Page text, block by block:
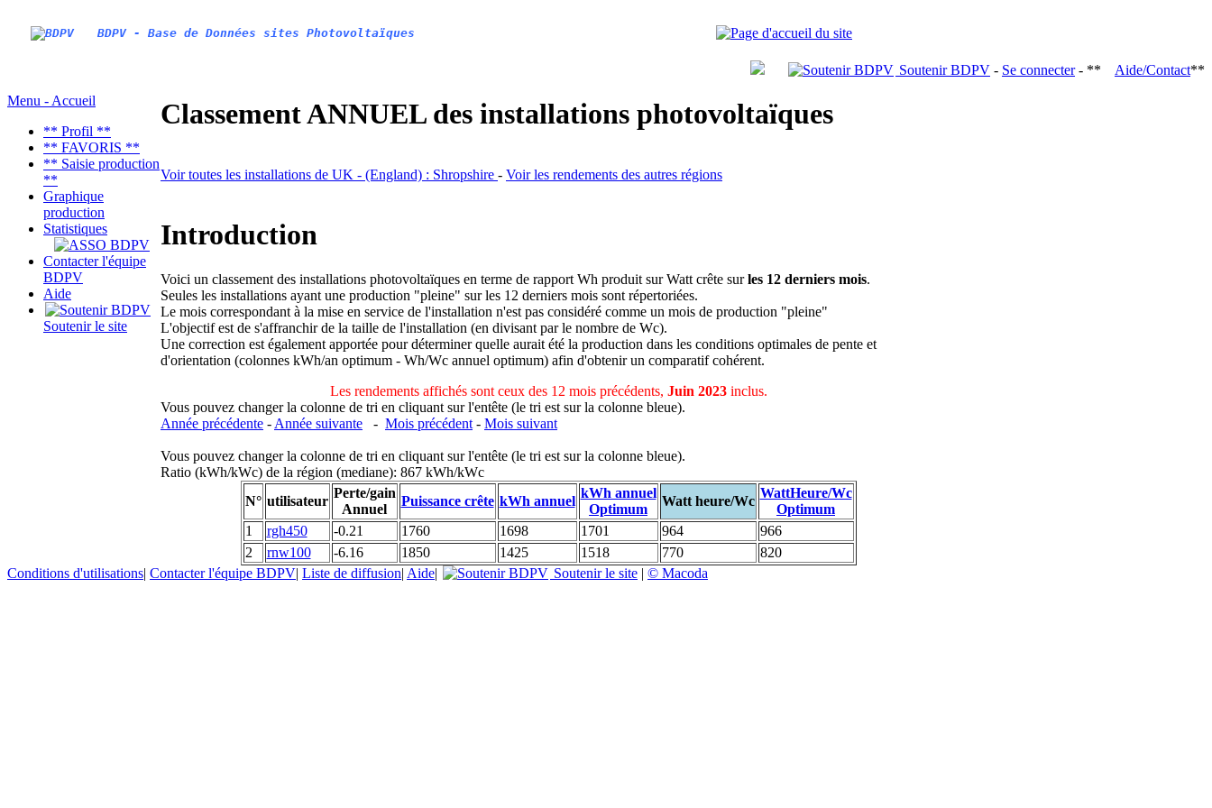
BDPV - Base de Données sites Photovoltaïques
Soutenir BDPV - Se connecter- ** Aide/Contact**
Menu - Accueil
** Profil **
** FAVORIS **
** Saisie production
**
Graphique
production
Statistiques
Contacter l'équipe
BDPV
Aide
Soutenir le site
Classement ANNUEL des installations photovoltaïques
Voir toutes les installations de UK - (England) : Shropshire - Voir les rendements des autres régions
Introduction
Voici un classement des installations photovoltaïques en terme de rapport Wh produit sur Watt crête surles 12 derniers mois.
Seules les installations ayant une production "pleine" sur les 12 derniers mois sont répertoriées.
Le mois correspondant à la mise en service de l'installation n'est pas considéré comme un mois de production "pleine"
L'objectif est de s'affranchir de la taille de l'installation (en divisant par le nombre de Wc).
Une correction est également apportée pour déterminer quelle aurait été la production dans les conditions optimales de pente et
d'orientation (colonnes kWh/an optimum - Wh/Wc annuel optimum) afin d'obtenir un comparatif cohérent.
Les rendements affichés sont ceux des 12 mois précédents, Juin 2023inclus.
Vous pouvez changer la colonne de tri en cliquant sur l'entête (le tri est sur la colonne bleue).
Année précédente - Année suivante - Mois précédent - Mois suivant
Vous pouvez changer la colonne de tri en cliquant sur l'entête (le tri est sur la colonne bleue).
Ratio (kWh/kWc) de la région (mediane): 867 kWh/kWc
N° utilisateur
Perte/gain
Annuel
Puissance crête kWh annuel
kWh annuel
Optimum
Watt heure/Wc
WattHeure/Wc
Optimum
1
rgh450 -0.21 1760 1698 1701 964
966
2
rnw100 -6.16 1850 1425 1518 770
820
Conditions d'utilisations| Contacter l'équipe BDPV| Liste de diffusion| Aide| Soutenir le site | © Macoda